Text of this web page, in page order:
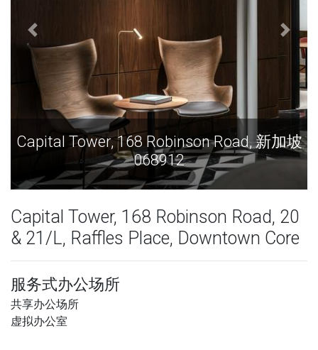
Capital Tower, 168 Robinson Road, 新加坡
068912
Capital Tower, 168 Robinson Road, 20
& 21/L, Raffles Place, Downtown Core
服务式办公场所
共享办公场所
虚拟办公室